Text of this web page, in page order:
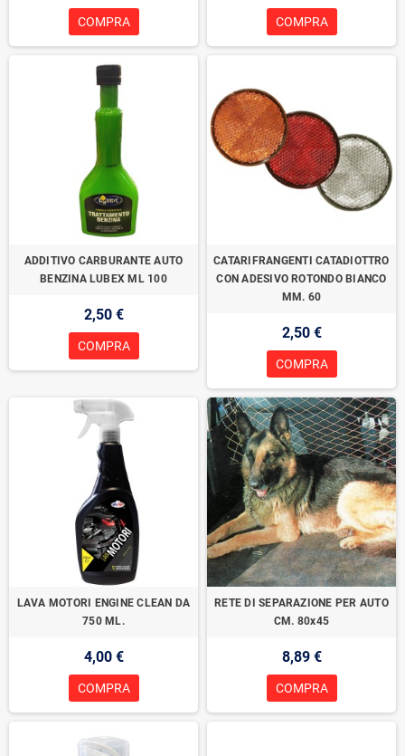
COMPRA COMPRA
ADDITIVO CARBURANTE AUTO
BENZINA LUBEX ML 100
2,50 €
COMPRA
CATARIFRANGENTI CATADIOTTRO
CON ADESIVO ROTONDO BIANCO
MM. 60
2,50 €
COMPRA
LAVA MOTORI ENGINE CLEAN DA
750 ML.
4,00 €
COMPRA
RETE DI SEPARAZIONE PER AUTO
CM. 80x45
8,89 €
COMPRA